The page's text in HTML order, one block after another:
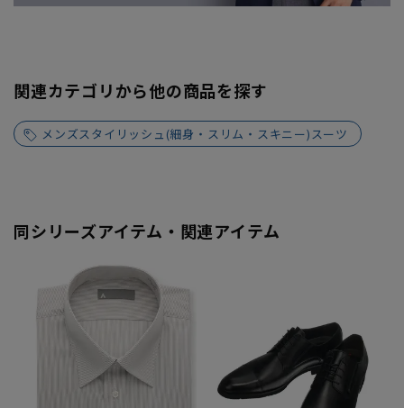
関連カテゴリから他の商品を探す
メンズスタイリッシュ(細身・スリム・スキニー)スーツ
同シリーズアイテム・関連アイテム